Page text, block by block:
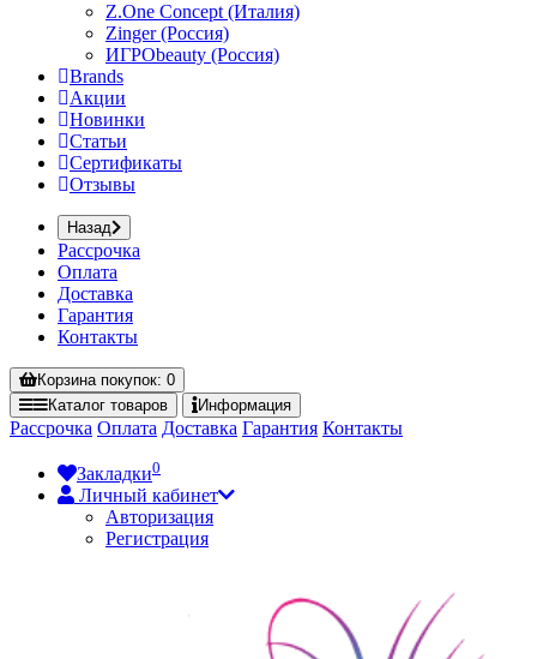
Z.One Concept (Италия)
Zinger (Россия)
ИГРОbeauty (Россия)
Brands
Акции
Новинки
Статьи
Сертификаты
Отзывы
Назад
Рассрочка
Оплата
Доставка
Гарантия
Контакты
Корзинапокупок: 0
Каталог товаров Информация
Рассрочка Оплата Доставка Гарантия Контакты
Закладки0
Личный кабинет
Авторизация
Регистрация